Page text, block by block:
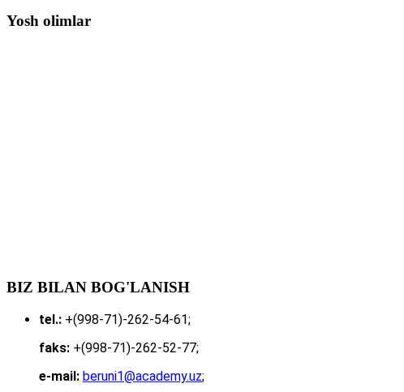
Yosh olimlar
BIZ BILAN BOG'LANISH
tel.: +(998-71)-262-54-61;
faks: +(998-71)-262-52-77;
e-mail: beruni1@academy.uz;